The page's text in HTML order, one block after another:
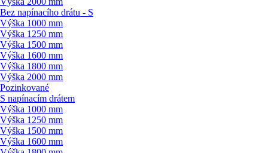
Bez napínacího drátu - S
Výška 1000 mm
Výška 1250 mm
Výška 1500 mm
Výška 1600 mm
Výška 1800 mm
Výška 2000 mm
Pozinkované
S napínacím drátem
Výška 1000 mm
Výška 1250 mm
Výška 1500 mm
Výška 1600 mm